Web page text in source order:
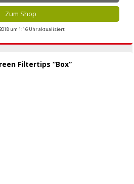
Zum Shop
um 1:16 Uhr aktualisiert
Filtertips “Box”